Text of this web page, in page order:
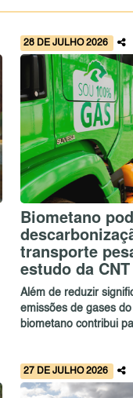
28 DE JULHO 2026
Biometano
transporte
estudo da CNT
Além de reduzir
emissões de gases
biometano contribui
27 DE JULHO 2026